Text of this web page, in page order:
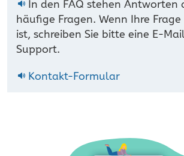
In den FAQ stehen Antworten
häufige Fragen. Wenn Ihre
ist, schreiben Sie bitte eine E-
Support.
Kontakt-Formular